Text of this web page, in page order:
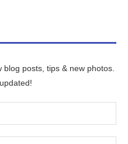
posts, tips & new photos.